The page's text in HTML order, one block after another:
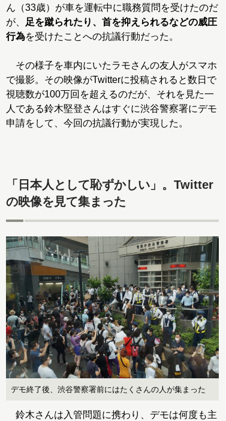
ん（33歳）が車を運転中に職務質問を受けたのだ
が、
足を蹴られたり、首を抑えられるなどの威圧
行為を受けたことへの抗議行動だった。
その様子を車内にいたラモさんの友人がスマホ
で撮影。その映像がTwitterに投稿されると数日で
視聴数が100万回を超えるのだが、それを見た一
人である鈴木堅登さんはすぐに渋谷警察署にデモ
申請をして、今回の抗議行動が実現した。
「日本人として恥ずかしい」。Twitter
の映像を見て集まった
デモ終了後、渋谷警察署前にはたくさんの人が集まった
鈴木さんは入管問題に携わり、デモは何度も主